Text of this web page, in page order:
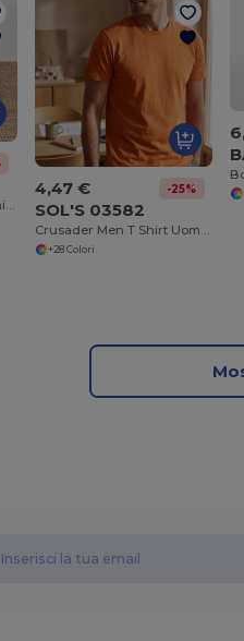
4,47 € -25%
SOL'S 03582
Crusader Men T Shirt Uomo Aderente Girocollo
+28 Colori